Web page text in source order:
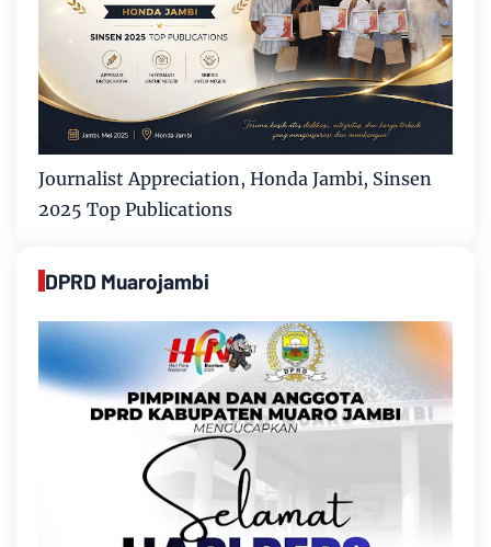
Journalist Appreciation, Honda Jambi, Sinsen
2025 Top Publications
DPRD Muarojambi